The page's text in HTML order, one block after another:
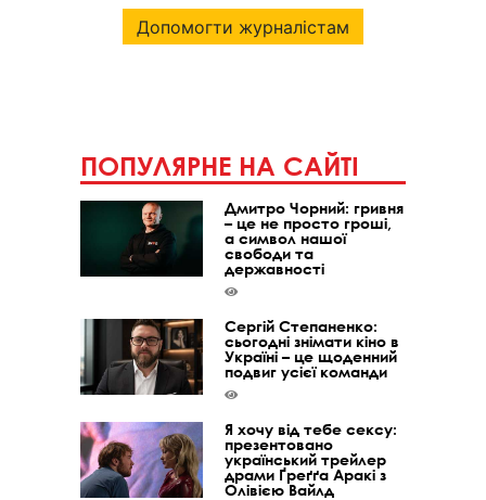
Допомогти журналістам
ПОПУЛЯРНЕ НА САЙТІ
Дмитро Чорний: гривня
– це не просто гроші,
а символ нашої
свободи та
державності
Сергій Степаненко:
сьогодні знімати кіно в
Україні – це щоденний
подвиг усієї команди
Я хочу від тебе сексу:
презентовано
український трейлер
драми Ґреґґа Аракі з
Олівією Вайлд